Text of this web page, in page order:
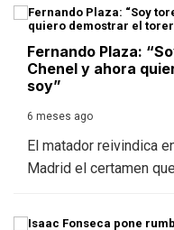
Fernando Plaza:
Chenel y ahora
soy”
6 meses ago
El matador reivindica
Madrid el certamen